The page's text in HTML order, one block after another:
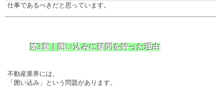
仕事であるべきだと思っています。
第3章｜囲い込みに疑問を持った理由
不動産業界には、
「囲い込み」という問題があります。